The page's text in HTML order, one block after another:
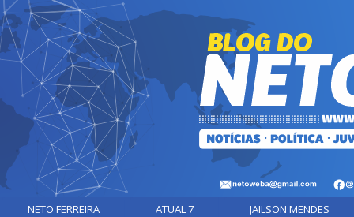
NETO FERREIRA ATUAL 7 JAILSON MENDES